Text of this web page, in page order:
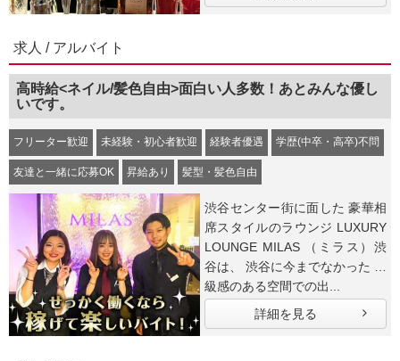
求人 / アルバイト
高時給<ネイル/髪色自由>面白い人多数！あとみんな優し
いです。
フリーター歓迎 未経験・初心者歓迎 経験者優遇 学歴(中卒・高卒)不問
友達と一緒に応募OK 昇給あり 髪型・髪色自由
渋谷センター街に面した 豪華相
席スタイルのラウンジ LUXURY
LOUNGE MILAS （ミラス）渋
谷は、 渋谷に今までなかった 高
級感のある空間での出...
詳細を見る